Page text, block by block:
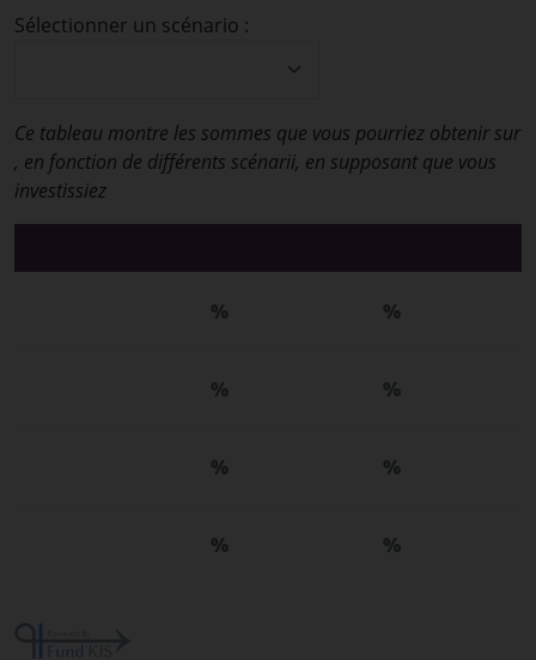
Sélectionner un scénario :
Ce tableau montre les sommes que vous pourriez obtenir sur
, en fonction de différents scénarii, en supposant que vous
investissiez
% %
% %
% %
% %